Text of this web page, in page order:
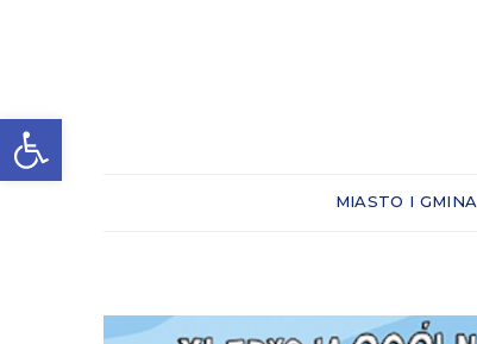
Otwórz pasek narzędzi
MIASTO I GMINA